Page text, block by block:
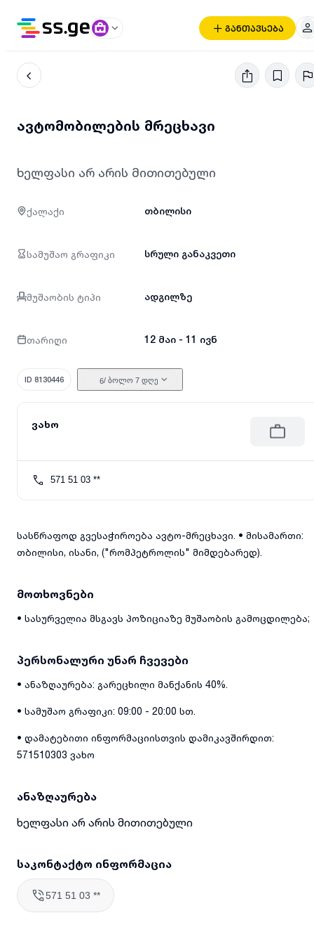
განთავსება
ავტომობილების მრეცხავი
ხელფასი არ არის მითითებული
ქალაქი თბილისი
სამუშაო გრაფიკი სრული განაკვეთი
მუშაობის ტიპი ადგილზე
თარიღი 12 მაი - 11 ივნ
ID 8130446 6/ ბოლო 7 დღე
ვახო
571 51 03 **
სასწრაფოდ გვესაჭიროება ავტო-მრეცხავი. • მისამართი:
თბილისი, ისანი, ("რომპეტროლის" მიმდებარედ).
მოთხოვნები
• სასურველია მსგავს პოზიციაზე მუშაობის გამოცდილება;
პერსონალური უნარ ჩვევები
• ანაზღაურება: გარეცხილი მანქანის 40%.
• სამუშაო გრაფიკი: 09:00 - 20:00 სთ.
• დამატებითი ინფორმაციისთვის დამიკავშირდით:
571510303 ვახო
ანაზღაურება
ხელფასი არ არის მითითებული
საკონტაქტო ინფორმაცია
571 51 03 **